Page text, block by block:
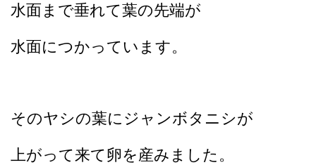
水面まで垂れて葉の先端が
水面につかっています。
そのヤシの葉にジャンボタニシが
上がって来て卵を産みました。